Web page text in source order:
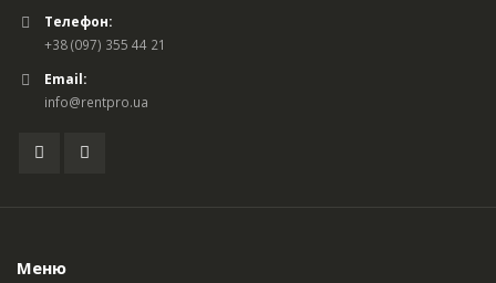
Телефон:
+38 (097) 355 44 21
Email:
info@rentpro.ua
Меню